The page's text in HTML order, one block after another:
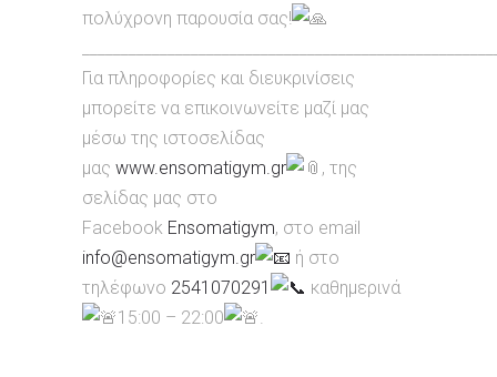
πολύχρονη παρουσία σας!
Για πληροφορίες και διευκρινίσεις
μπορείτε να επικοινωνείτε μαζί μας
μέσω της ιστοσελίδας
μας www.ensomatigym.gr
, της
σελίδας μας στο
Facebook Ensomatigym, στο email
info@ensomatigym.gr
ή στο
τηλέφωνο 2541070291
καθημερινά
15:00 – 22:00
.